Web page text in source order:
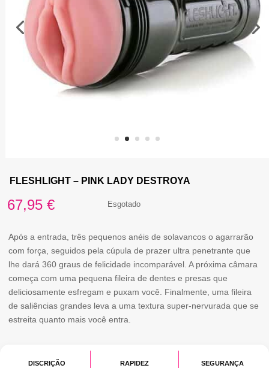
FLESHLIGHT – PINK LADY DESTROYA
67,95 € Esgotado
Após a entrada, três pequenos anéis de solavancos o agarrarão
com força, seguidos pela cúpula de prazer ultra penetrante que
lhe dará 360 graus de felicidade incomparável. A próxima câmara
começa com uma pequena fileira de dentes e presas que
deliciosamente esfregam e puxam você. Finalmente, uma fileira
de saliências grandes leva a uma textura super-nervurada que se
estreita quanto mais você entra.
DISCRIÇÃO RAPIDEZ SEGURANÇA